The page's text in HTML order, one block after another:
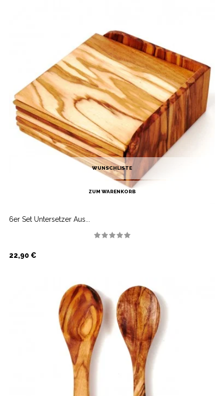
WUNSCHLISTE
ZUM WARENKORB
6er Set Untersetzer Aus...
Preis
22,90 €